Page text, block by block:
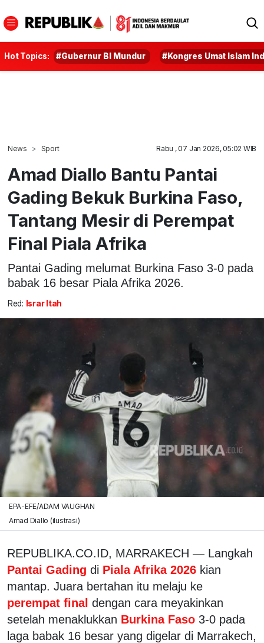
Hot Topics: #Gubernur BI Mundur #Kongres Umat Islam
News Sport Rabu , 07 Jan 2026, 05:02 WIB
Amad Diallo Bantu Pantai
Gading Bekuk Burkina Faso,
Tantang Mesir di Perempat
Final Piala Afrika
Pantai Gading melumat Burkina Faso 3-0 pada
babak 16 besar Piala Afrika 2026.
Red: Israr Itah
EPA-EFE/ADAM VAUGHAN
Amad Diallo (ilustrasi)
REPUBLIKA.CO.ID, MARRAKECH — Langkah
Pantai Gading di Piala Afrika 2026 kian
mantap. Juara bertahan itu melaju ke
perempat final dengan cara meyakinkan
setelah menaklukkan Burkina Faso 3-0 pada
laga babak 16 besar yang digelar di Marrakech,